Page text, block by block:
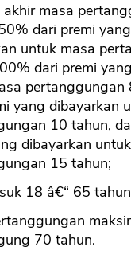
masa
dari premi
untuk masa
dari premi
yang dibayarkan
10 tahun,
dibayarkan
15 tahun;
18 â€“ 65
70 tahun.